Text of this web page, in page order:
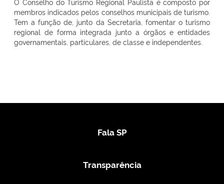
membros indicados pelos conselhos municipais de turismo.
Tem a função de, junto da Secretaria, fomentar o turismo
regional de forma integrada junto a órgãos e entidades
governamentais, particulares, de classe e independentes.
Fala SP
Transparência